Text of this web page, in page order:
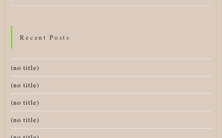
Recent Posts
(no title)
(no title)
(no title)
(no title)